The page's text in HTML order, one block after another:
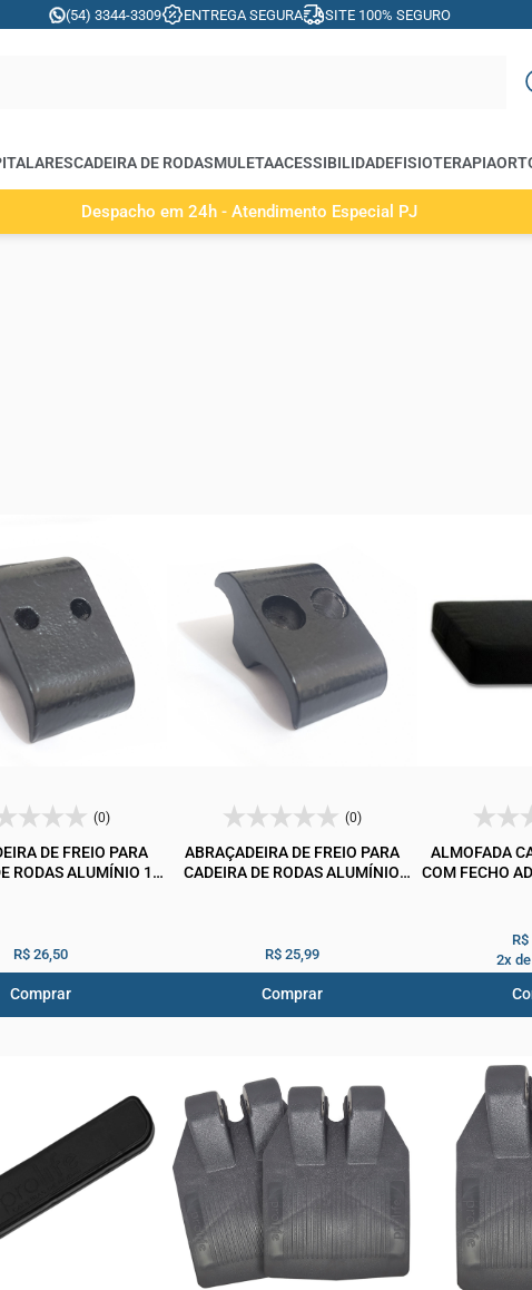
(54) 3344-3309 ENTREGA SEGURA SITE 100% SEGURO
CADEIRA DE RODASMULETAACESSIBILIDADEFISIOTERAPIA
Despacho em 24h - Atendimento Especial PJ
(0)
DE FREIO PARA
RODAS ALUMÍNIO 1"
R$ 26,50
Comprar
(0)
ABRAÇADEIRA DE FREIO PARA
CADEIRA DE RODAS ALUMÍNIO
R$ 25,99
Comprar
ALMOFADA
COM FECHO
2x de